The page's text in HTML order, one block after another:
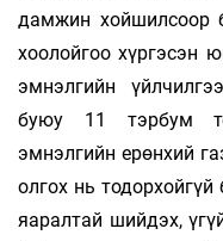
дамжин хойшилсоор
хоолойгоо хүргэсэн
эмнэлгийн
буюу 11 тэрбум
эмнэлгийн ерөнхий
олгох нь
яаралтай шийдэх,